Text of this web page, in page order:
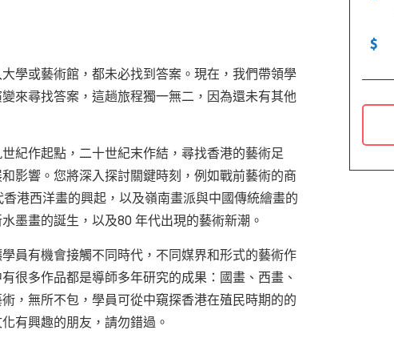
學或藝術館，都未必找到答案。現在，我們帶領學
來尋找答案，這趟旅程獨一無二，因為還未有其他
紀作起點，二十世紀末作結，尋找香港的藝術足
影響。您將深入探討關鍵時刻，例如戰前藝術的商
港西洋畫的興起，以及嶺南畫派與中國傳統繪畫的
墨畫的誕生，以及80 年代出現的藝術新潮。
員有機會接觸不同時代，不同媒界和形式的藝術作
很多作品都是導師多年研究的成果：國畫、西畫、
，無所不包，學員可從中窺探香港在殖民時期的的
有興趣的朋友，請勿錯過。